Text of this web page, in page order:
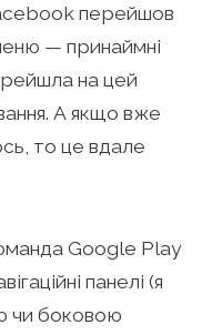
перейшов
— принаймні
на цей
А якщо вже
то це вдале
Google Play
панелі (я
чи боковою